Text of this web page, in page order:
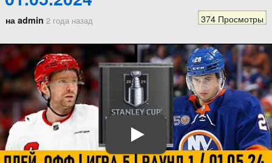
на admin 2 года назад 374 Просмотры